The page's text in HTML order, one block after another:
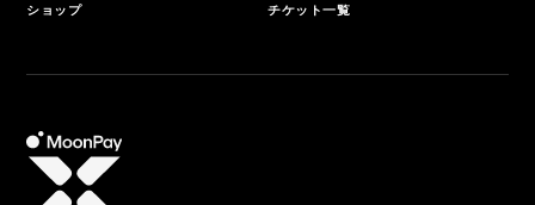
ショップ チケット一覧